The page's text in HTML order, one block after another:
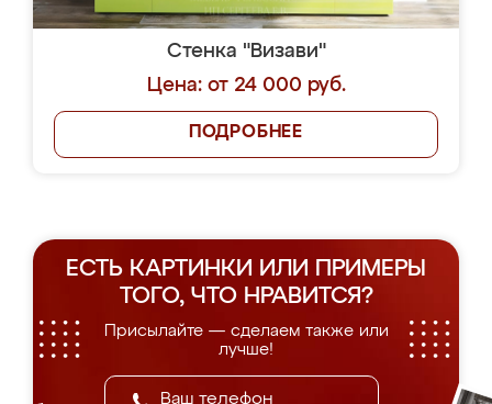
Стенка "Визави"
Цена: от 24 000 руб.
ПОДРОБНЕЕ
ЕСТЬ КАРТИНКИ ИЛИ ПРИМЕРЫ
ТОГО, ЧТО НРАВИТСЯ?
Присылайте — сделаем также или
лучше!